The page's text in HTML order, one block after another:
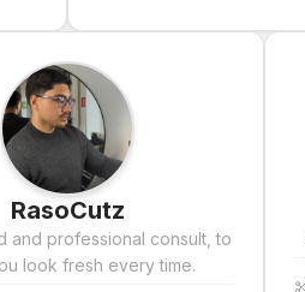
RasoCutz
and professional consult, to
look fresh every time.